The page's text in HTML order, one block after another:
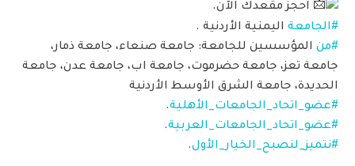
احجز مقعدك الآن.
#الجامعة اليمنية الأردنية .
#من المؤسسين للجامعة: جامعة صنعاء، جامعة ذمار،
جامعة تعز، جامعة حضرموت، جامعة اب، جامعة عدن، جامعة
الحديدة، جامعة الشرق الأوسط الأردنية
#عضو_اتحاد_الجامعات_الأهلية.
#عضو_اتحاد_الجامعات_العربية.
#نتميز_لنصبح_الخيار_الأول.